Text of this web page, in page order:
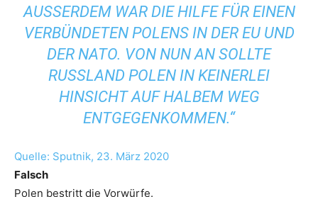
AUSSERDEM WAR DIE HILFE FÜR EINEN V
ERBÜNDETEN POLENS IN DER EU UND D
ER NATO. VON NUN AN SOLLTE R
USSLAND POLEN IN KEINERLEI H
INSICHT AUF HALBEM WEG E
NTGEGENKOMMEN.“
Quelle: Sputnik, 23. März 2020
Falsch
Polen bestritt die Vorwürfe.